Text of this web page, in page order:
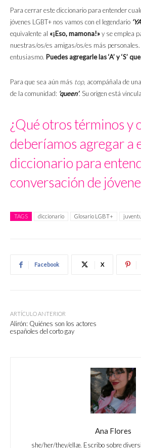
Para cerrar este diccionario para entender
jóvenes LGBT+ nos vamos con el legendario
equivalente al «¡Eso, mamona!»y se emplea
nuestras/os/es amigas/os/es más
entusiasmo. Puedes agregarle las ‘A’ y ‘S’
Para que sea aún más top, acompáñala de
de la comunidad: ‘queen’. Su origen está
¿Qué otros términos y
deberíamos agregar a
diccionario para
conversación de
TAGS diccionario Glosario LGBT+
Facebook X
ARTÍCULO ANTERIOR
Alirón: Quiénes son los actores
españoles del corto gay
Ana Flores
she/her/they/ellæ. Escribo sobre